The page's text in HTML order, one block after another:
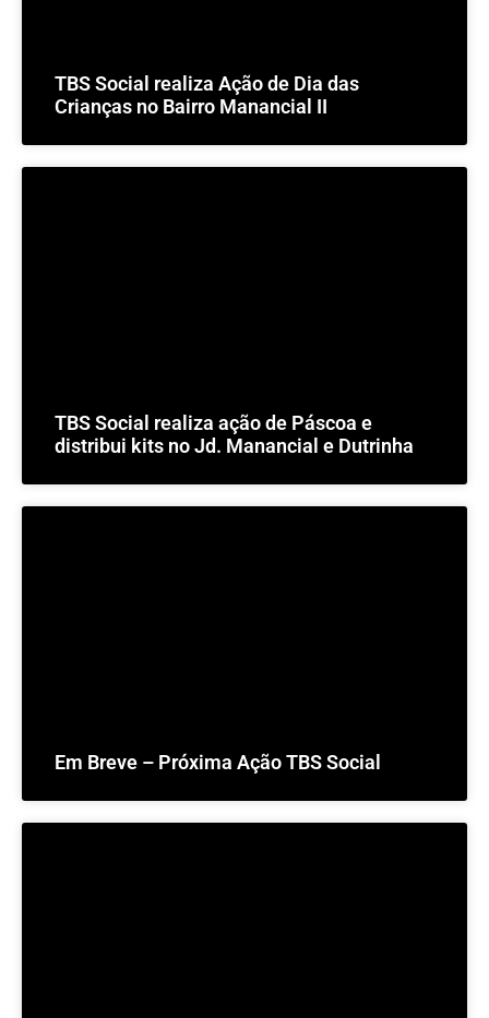
TBS Social realiza Ação de Dia das
Crianças no Bairro Manancial II
TBS Social realiza ação de Páscoa e
distribui kits no Jd. Manancial e Dutrinha
Em Breve – Próxima Ação TBS Social